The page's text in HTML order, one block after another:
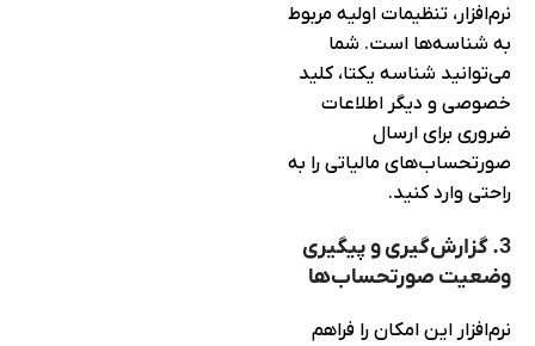
نرم‌افزار، تنظیمات اولیه مربوط
به شناسه‌ها است. شما
می‌توانید شناسه یکتا، کلید
خصوصی و دیگر اطلاعات
ضروری برای ارسال
صورتحساب‌های مالیاتی را به
راحتی وارد کنید.
3. گزارش‌گیری و پیگیری
وضعیت صورتحساب‌ها
نرم‌افزار این امکان را فراهم